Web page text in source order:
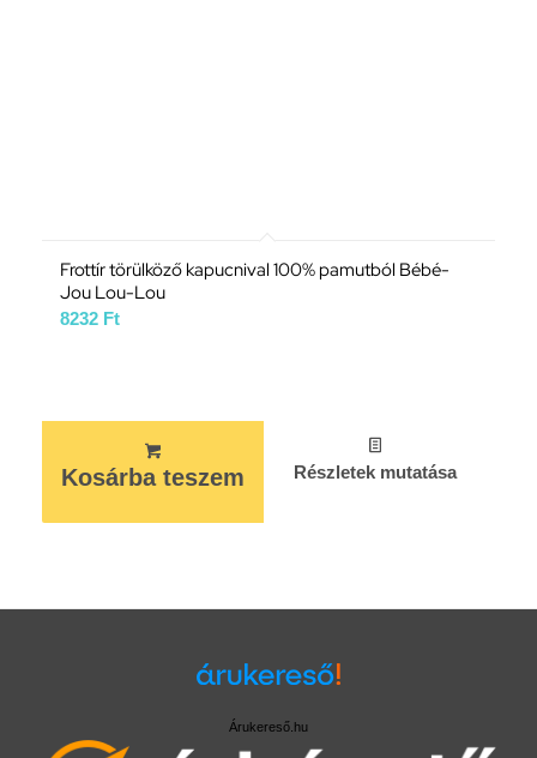
Frottír törülköző kapucnival 100% pamutból Bébé-
Jou Lou-Lou
8232 Ft
Kosárba teszem Részletek mutatása
Árukereső.hu